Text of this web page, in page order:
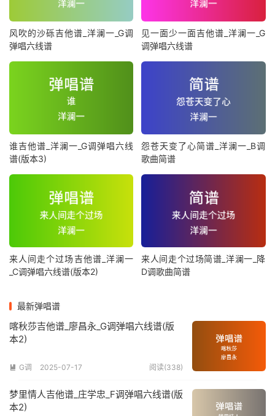
风吹的沙砾吉他谱_洋澜一_G调
弹唱六线谱
见一面少一面吉他谱_洋澜一_G
调弹唱六线谱
谁吉他谱_洋澜一_G调弹唱六线
谱(版本3)
怨苍天变了心简谱_洋澜一_B调
歌曲简谱
来人间走个过场吉他谱_洋澜一
_C调弹唱六线谱(版本2)
来人间走个过场简谱_洋澜一_降
D调歌曲简谱
最新弹唱谱
喀秋莎吉他谱_廖昌永_G调弹唱六线谱(版
本2)
 G调 2025-07-17 阅读(338)
梦里情人吉他谱_庄学忠_F调弹唱六线谱(版
本2)